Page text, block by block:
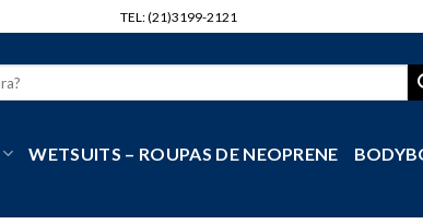
TEL: (21)3199-2121
WETSUITS – ROUPAS DE NEOPRENE